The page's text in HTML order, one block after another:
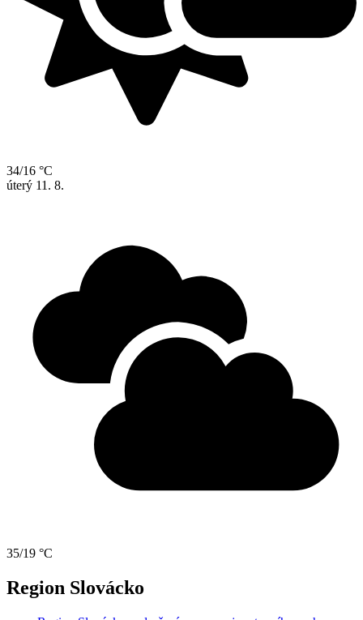
34/16 °C
úterý 11. 8.
35/19 °C
Region Slovácko